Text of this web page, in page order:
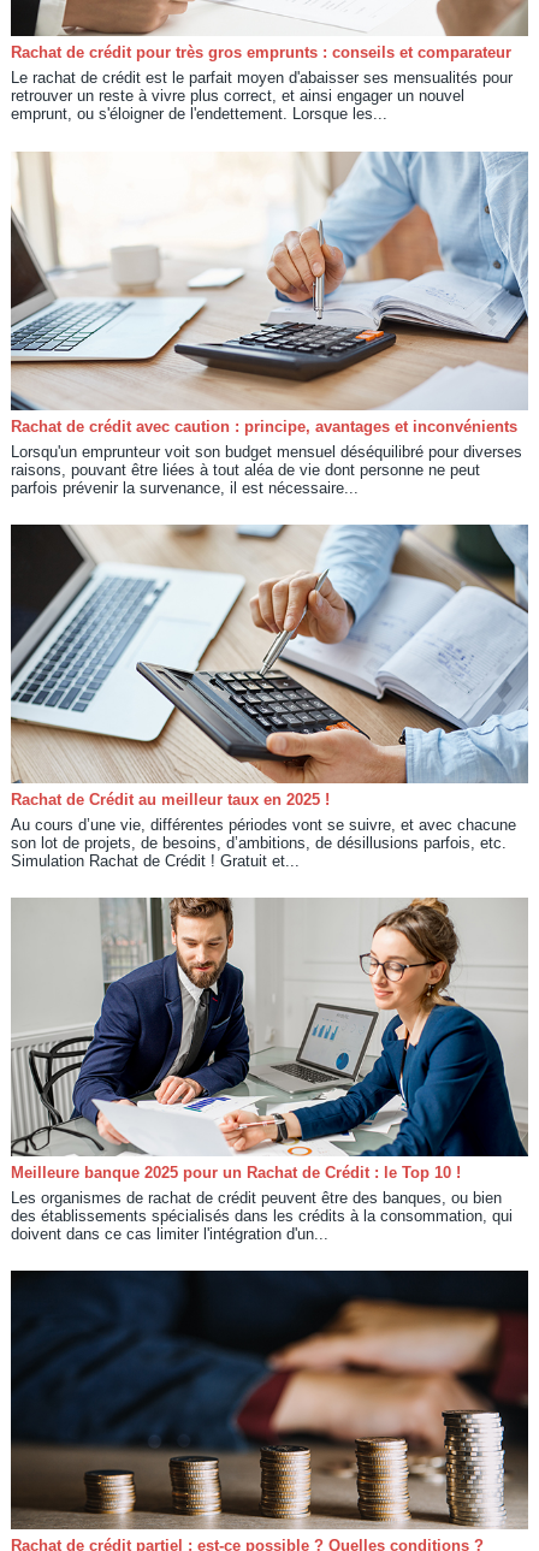
Rachat de crédit pour très gros emprunts : conseils et comparateur
Le rachat de crédit est le parfait moyen d'abaisser ses mensualités pour
retrouver un reste à vivre plus correct, et ainsi engager un nouvel
emprunt, ou s'éloigner de l'endettement. Lorsque les...
Rachat de crédit avec caution : principe, avantages et inconvénients
Lorsqu'un emprunteur voit son budget mensuel déséquilibré pour diverses
raisons, pouvant être liées à tout aléa de vie dont personne ne peut
parfois prévenir la survenance, il est nécessaire...
Rachat de Crédit au meilleur taux en 2025 !
Au cours d’une vie, différentes périodes vont se suivre, et avec chacune
son lot de projets, de besoins, d’ambitions, de désillusions parfois, etc.
Simulation Rachat de Crédit ! Gratuit et...
Meilleure banque 2025 pour un Rachat de Crédit : le Top 10 !
Les organismes de rachat de crédit peuvent être des banques, ou bien
des établissements spécialisés dans les crédits à la consommation, qui
doivent dans ce cas limiter l'intégration d'un...
Rachat de crédit partiel : est-ce possible ? Quelles conditions ?